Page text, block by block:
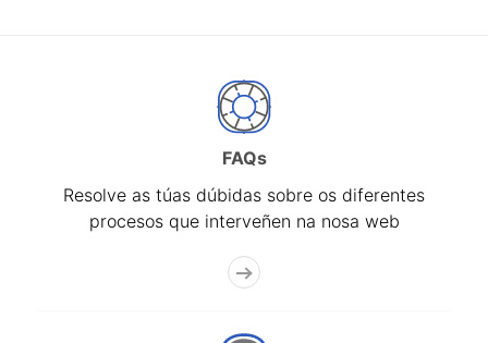
FAQs
Resolve as túas dúbidas sobre os diferentes
procesos que interveñen na nosa web